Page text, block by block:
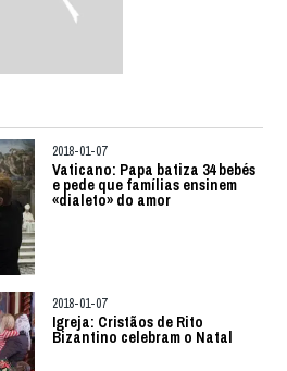
2018-01-07
Vaticano: Papa batiza 34 bebés
e pede que famílias ensinem
«dialeto» do amor
2018-01-07
Igreja: Cristãos de Rito
Bizantino celebram o Natal